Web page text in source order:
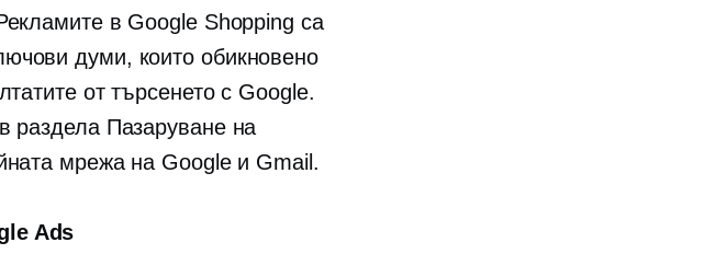
в Google Shopping са
думи, които обикновено
от търсенето с Google.
раздела Пазаруване на
мрежа на Google и Gmail.
Ads